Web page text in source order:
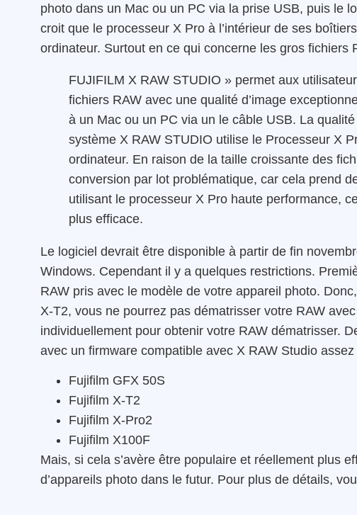
photo dans un Mac ou un PC via la prise USB, puis le
croit que le processeur X Pro à l’intérieur de ses
ordinateur. Surtout en ce qui concerne les gros fichiers
FUJIFILM X RAW STUDIO » permet aux
fichiers RAW avec une qualité d’image
à un Mac ou un PC via un le câble USB. La
système X RAW STUDIO utilise le Processeur X
ordinateur. En raison de la taille croissante des
conversion par lot problématique, car cela prend
utilisant le processeur X Pro haute performance,
plus efficace.
Le logiciel devrait être disponible à partir de fin
Windows. Cependant il y a quelques restrictions.
RAW pris avec le modèle de votre appareil photo.
X-T2, vous ne pourrez pas dématrisser votre RAW
individuellement pour obtenir votre RAW dématrisser.
avec un firmware compatible avec X RAW Studio
Fujifilm GFX 50S
Fujifilm X-T2
Fujifilm X-Pro2
Fujifilm X100F
Mais, si cela s’avère être populaire et réellement plus
d’appareils photo dans le futur. Pour plus de détails,